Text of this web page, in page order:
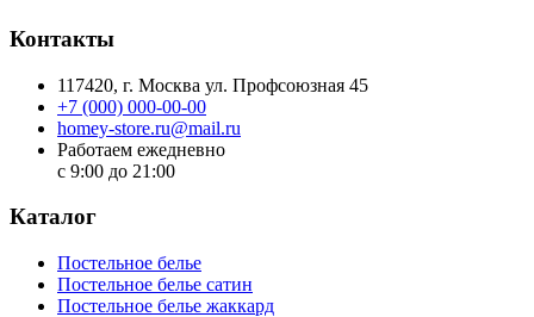
Контакты
117420, г. Москва ул. Профсоюзная 45
+7 (000) 000-00-00
homey-store.ru@mail.ru
Работаем ежедневно
с 9:00 до 21:00
Каталог
Постельное белье
Постельное белье сатин
Постельное белье жаккард